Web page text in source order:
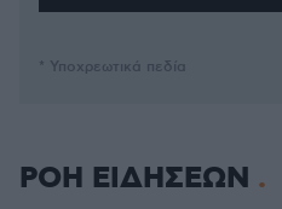
* Υποχρεωτικά πεδία
ΡΟΗ ΕΙΔΗΣΕΩΝ